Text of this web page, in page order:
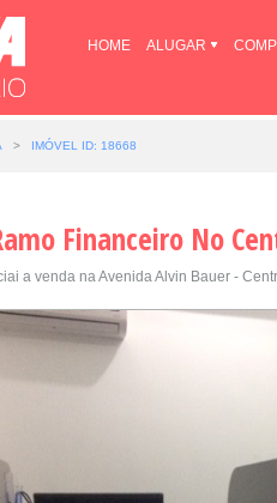
HOME ALUGAR
> IMÓVEL ID: 18668
Financeiro No
a venda na Avenida Alvin Bauer -